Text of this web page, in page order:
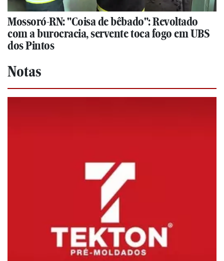
Mossoró-RN: "Coisa de bêbado": Revoltado
com a burocracia, servente toca fogo em UBS
dos Pintos
Notas